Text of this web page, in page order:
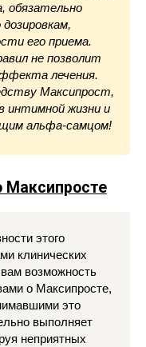
обязательно
его приема.
не позволит
лечения.
Максипрост,
интимной жизни и
альфа-самцом!
Максипросте
этого
клинических
возможность
о Максипросте,
это
выполняет
неприятных